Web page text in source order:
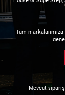
Tüm
Mevcut